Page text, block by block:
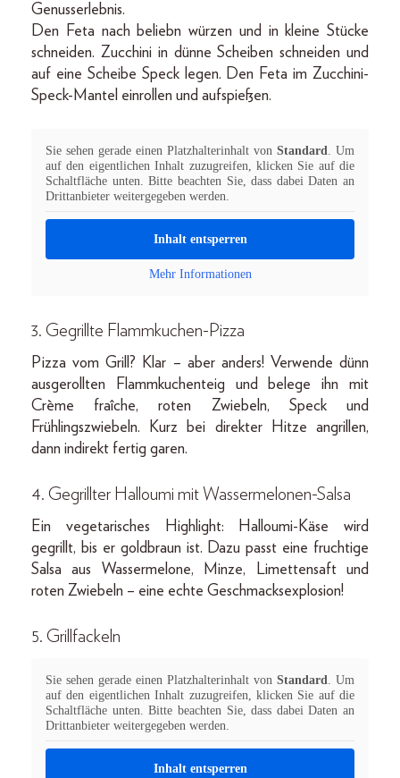
Genusserlebnis.
Den Feta nach beliebn würzen und in kleine Stücke
schneiden. Zucchini in dünne Scheiben schneiden und
auf eine Scheibe Speck legen. Den Feta im Zucchini-
Speck-Mantel einrollen und aufspießen.
Sie sehen gerade einen Platzhalterinhalt von Standard . Um
auf den eigentlichen Inhalt zuzugreifen, klicken Sie auf die
Schaltfläche unten. Bitte beachten Sie, dass dabei Daten an
Drittanbieter weitergegeben werden.
Inhalt entsperren
Mehr Informationen
3. Gegrillte Flammkuchen-Pizza
Pizza vom Grill? Klar – aber anders! Verwende dünn
ausgerollten Flammkuchenteig und belege ihn mit
Crème fraîche, roten Zwiebeln, Speck und
Frühlingszwiebeln. Kurz bei direkter Hitze angrillen,
dann indirekt fertig garen.
4. Gegrillter Halloumi mit Wassermelonen-Salsa
Ein vegetarisches Highlight: Halloumi-Käse wird
gegrillt, bis er goldbraun ist. Dazu passt eine fruchtige
Salsa aus Wassermelone, Minze, Limettensaft und
roten Zwiebeln – eine echte Geschmacksexplosion!
5. Grillfackeln
Sie sehen gerade einen Platzhalterinhalt von Standard . Um
auf den eigentlichen Inhalt zuzugreifen, klicken Sie auf die
Schaltfläche unten. Bitte beachten Sie, dass dabei Daten an
Drittanbieter weitergegeben werden.
Inhalt entsperren